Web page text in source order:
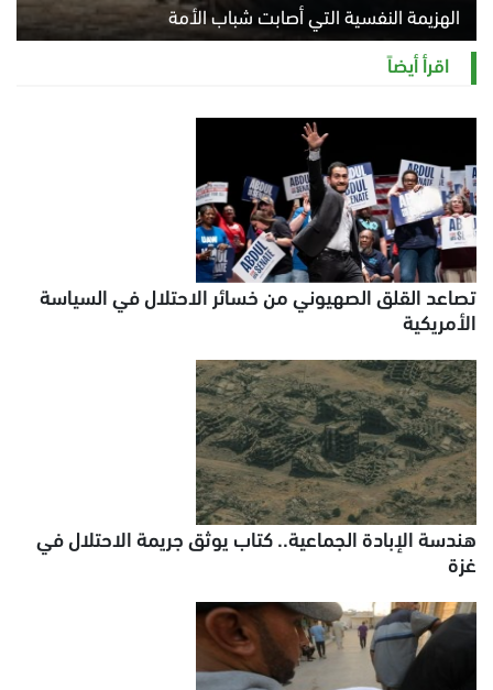
الهزيمة النفسية التي أصابت شباب الأمة
الخميس 6 أغسطس 2026 11:12 ص
اقرأ أيضاً
تصاعد القلق الصهيوني من خسائر الاحتلال في السياسة
الأمريكية
هندسة الإبادة الجماعية.. كتاب يوثق جريمة الاحتلال في
غزة